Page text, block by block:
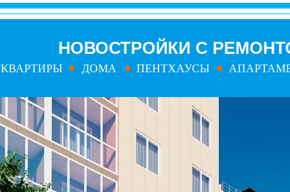
НОВОСТРОЙКИ С
КВАРТИРЫ ДОМА ПЕНТХАУСЫ